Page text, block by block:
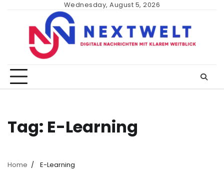
content
Wednesday, August 5, 2026
Tag: E-Learning
Home E-Learning